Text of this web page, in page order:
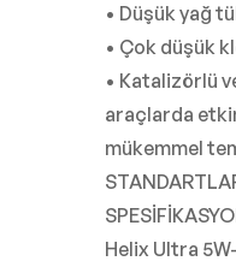
• Düşük yağ
• Çok düşük
• Katalizörlü
araçlarda
mükemmel
Helix Ultra